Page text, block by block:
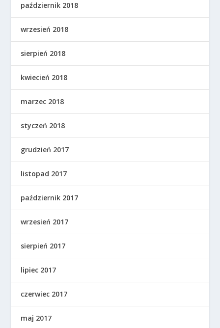
październik 2018
wrzesień 2018
sierpień 2018
kwiecień 2018
marzec 2018
styczeń 2018
grudzień 2017
listopad 2017
październik 2017
wrzesień 2017
sierpień 2017
lipiec 2017
czerwiec 2017
maj 2017